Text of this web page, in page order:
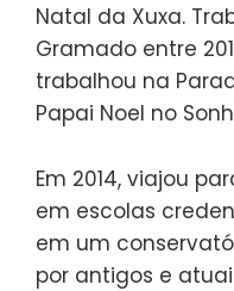
Natal da Xuxa.
Gramado entre
trabalhou na
Papai Noel no
Em 2014, viajou
em escolas
em um
por antigos e